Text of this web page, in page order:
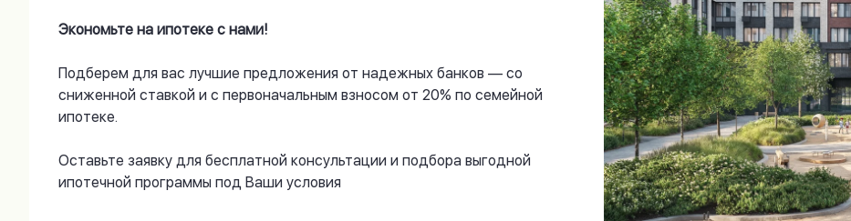
Экономьте на ипотеке с нами!
Подберем для вас лучшие предложения от надежных банков — со
сниженной ставкой и с первоначальным взносом от 20% по семейной
ипотеке.
Оставьте заявку для бесплатной консультации и подбора выгодной
ипотечной программы под Ваши условия